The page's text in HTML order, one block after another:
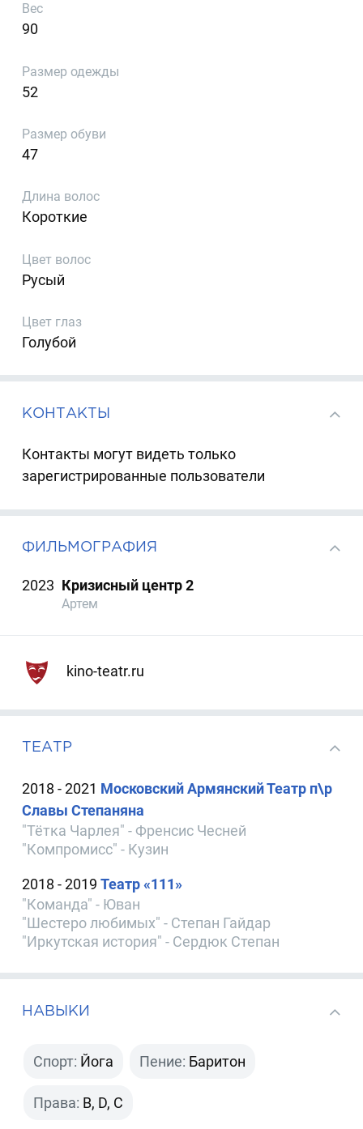
Вес
90
Размер одежды
52
Размер обуви
47
Длина волос
Короткие
Цвет волос
Русый
Цвет глаз
Голубой
КОНТАКТЫ
Контакты могут видеть только
зарегистрированные пользователи
ФИЛЬМОГРАФИЯ
2023 Кризисный центр 2
Артем
kino-teatr.ru
ТЕАТР
2018 - 2021 Московский Армянский Театр п\р
Славы Степаняна
"Тётка Чарлея" - Френсис Чесней
"Компромисс" - Кузин
2018 - 2019Театр «111»
"Команда" - Юван
"Шестеро любимых" - Степан Гайдар
"Иркутская история" - Сердюк Степан
НАВЫКИ
Спорт: Йога Пение: Баритон
Права: B, D, C